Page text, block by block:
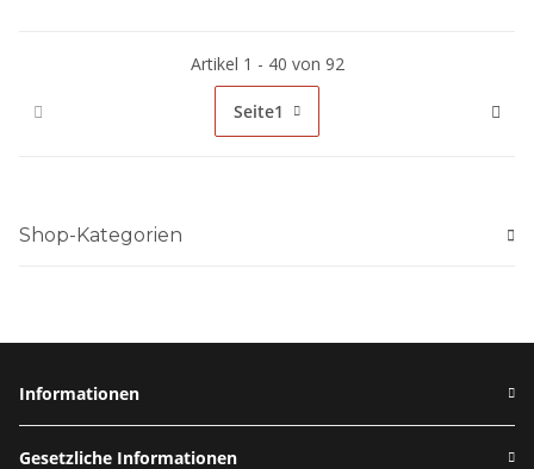
Artikel 1 - 40 von 92
Seite1
Shop-Kategorien
Informationen
Gesetzliche Informationen